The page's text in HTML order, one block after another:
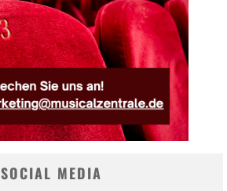
SOCIAL MEDIA